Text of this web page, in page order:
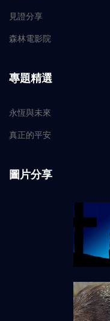
見證分享
森林電影院
專題精選
永恆與未來
真正的平安
圖片分享